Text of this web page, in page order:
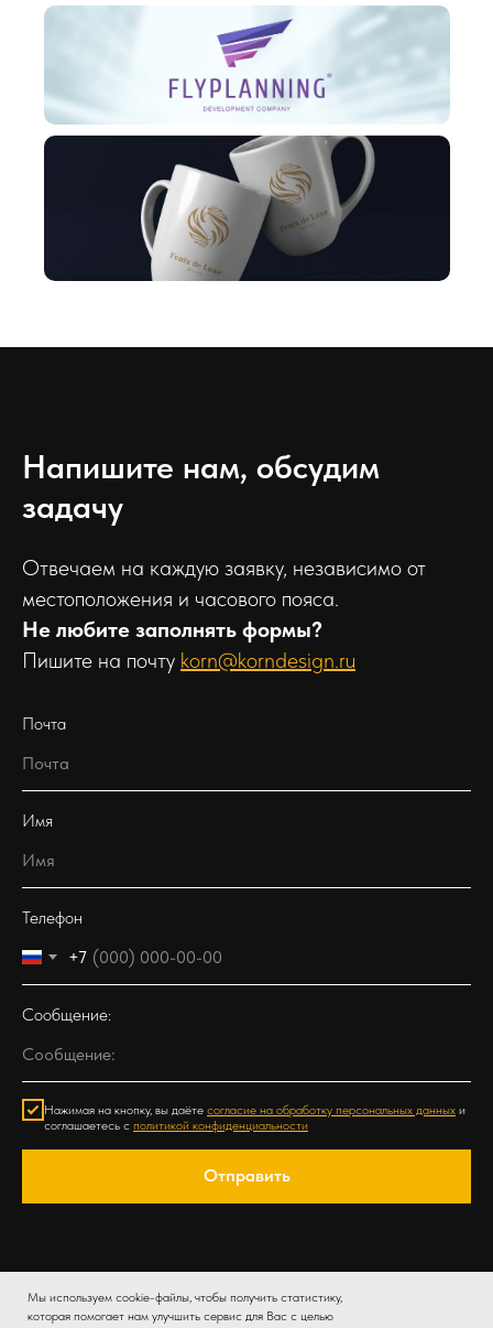
Напишите нам, обсудим
задачу
Отвечаем на каждую заявку, независимо от
местоположения и часового пояса.
Не любите заполнять формы?
Пишите на почту korn@korndesign.ru
Почта
Имя
Телефон
+7
Сообщение:
Нажимая на кнопку, вы даёте согласие на обработку персональных данных и
соглашаетесь c политикой конфиденциальности
Отправить
Мы используем cookie-файлы, чтобы получить статистику,
которая помогает нам улучшить сервис для Вас с целью